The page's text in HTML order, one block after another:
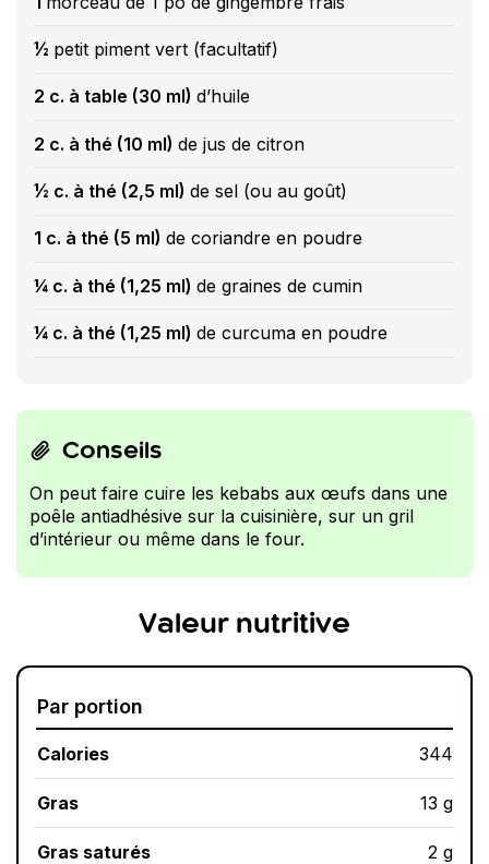
½ petit piment vert (facultatif)
2 c. à table (30 ml) d’huile
2 c. à thé (10 ml) de jus de citron
½ c. à thé (2,5 ml) de sel (ou au goût)
1 c. à thé (5 ml) de coriandre en poudre
¼ c. à thé (1,25 ml) de graines de cumin
¼ c. à thé (1,25 ml) de curcuma en poudre
Conseils
On peut faire cuire les kebabs aux œufs dans une
poêle antiadhésive sur la cuisinière, sur un gril
d’intérieur ou même dans le four.
Valeur nutritive
Par portion
Calories 344
Gras 13 g
Gras saturés 2 g